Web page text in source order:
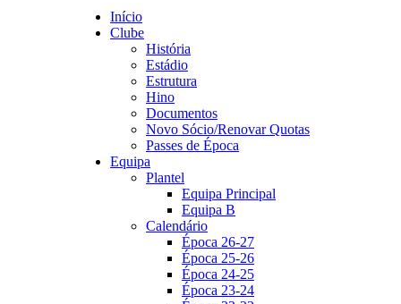
Início
Clube
História
Estádio
Estrutura
Hino
Documentos
Novo Sócio/Renovar Quotas
Passes de Época
Equipa
Plantel
Equipa Principal
Equipa B
Calendário
Época 26-27
Época 25-26
Época 24-25
Época 23-24